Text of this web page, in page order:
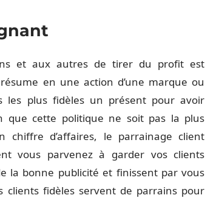
et aux autres de tirer du profit est
en une action d’une marque ou
les plus fidèles un présent pour avoir
que cette politique ne soit pas la plus
chiffre d’affaires, le parrainage client
vous parvenez à garder vos clients
la bonne publicité et finissent par vous
clients fidèles servent de parrains pour